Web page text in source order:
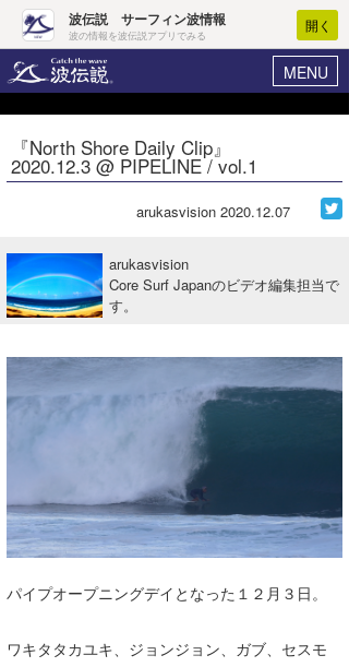
波伝説 サーフィン波情報
波の情報を波伝説アプリでみる
開く
MENU
ヘルプ マイホーム
ログイン
波情報･概況
WAVE HUNTER 波予想ツール
ニュース
サーフィンエリアガイド
今月のプレゼント
『North Shore Daily Clip』
2020.12.3 @ PIPELINE / vol.1
arukasvision 2020.12.07
arukasvision
Core Surf Japanのビデオ編集担当で
す。
パイプオープニングデイとなった１２月３日。
ワキタタカユキ、ジョンジョン、ガブ、セスモ
Core Surf Japan
アート＆エンタメ
トラベル
湘南
千葉北
伊豆
千葉南
お知らせ
その他
ルール＆How to
VOTE!